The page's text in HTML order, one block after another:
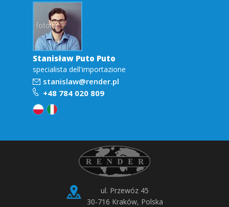
Stanisław Puto Puto
specialista dell'importazione
stanislaw@render.pl
+48 784 020 809
ul. Przewóz 45
30-716 Kraków, Polska